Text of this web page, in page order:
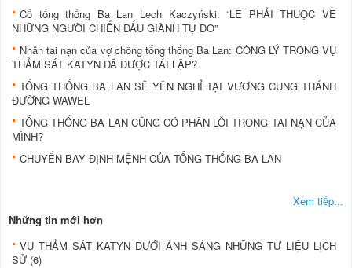
Cố tổng thống Ba Lan Lech Kaczyński: “LẼ PHẢI THUỘC VỀ
NHỮNG NGƯỜI CHIẾN ĐẤU GIÀNH TỰ DO”
Nhân tai nạn của vợ chồng tổng thống Ba Lan: CÔNG LÝ TRONG VỤ
THẢM SÁT KATYN ĐÃ ĐƯỢC TÁI LẬP?
TỔNG THỐNG BA LAN SẼ YÊN NGHỈ TẠI VƯƠNG CUNG THÁNH
ĐƯỜNG WAWEL
TỔNG THỐNG BA LAN CŨNG CÓ PHẦN LỖI TRONG TAI NẠN CỦA
MÌNH?
CHUYẾN BAY ĐỊNH MỆNH CỦA TỔNG THỐNG BA LAN
Xem tiếp...
Những tin mới hơn
VỤ THẢM SÁT KATYN DƯỚI ÁNH SÁNG NHỮNG TƯ LIỆU LỊCH
SỬ (6)